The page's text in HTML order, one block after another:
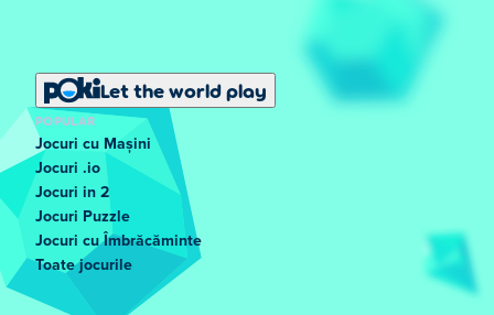
Let the world play
POPULAR
Jocuri cu Mașini
Jocuri .io
Jocuri in 2
Jocuri Puzzle
Jocuri cu Îmbrăcăminte
Toate jocurile